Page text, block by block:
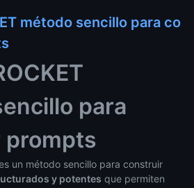
método sencillo para co
para
un método sencillo para construir
y potentes que permiten